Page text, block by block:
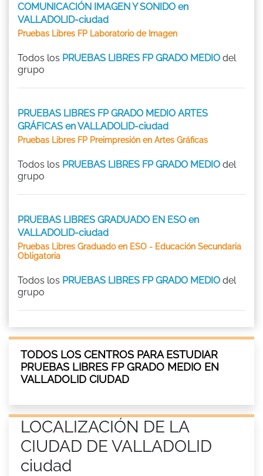
COMUNICACIÓN IMAGEN Y SONIDO en
VALLADOLID-ciudad
Pruebas Libres FP Laboratorio de Imagen
Todos los PRUEBAS LIBRES FP GRADO MEDIO del
grupo
PRUEBAS LIBRES FP GRADO MEDIO ARTES
GRÁFICAS en VALLADOLID-ciudad
Pruebas Libres FP Preimpresión en Artes Gráficas
Todos los PRUEBAS LIBRES FP GRADO MEDIO del
grupo
PRUEBAS LIBRES GRADUADO EN ESO en
VALLADOLID-ciudad
Pruebas Libres Graduado en ESO - Educación Secundaria
Obligatoria
Todos los PRUEBAS LIBRES FP GRADO MEDIO del
grupo
TODOS LOS CENTROS PARA ESTUDIAR
PRUEBAS LIBRES FP GRADO MEDIO EN
VALLADOLID CIUDAD
LOCALIZACIÓN DE LA
CIUDAD DE VALLADOLID
ciudad